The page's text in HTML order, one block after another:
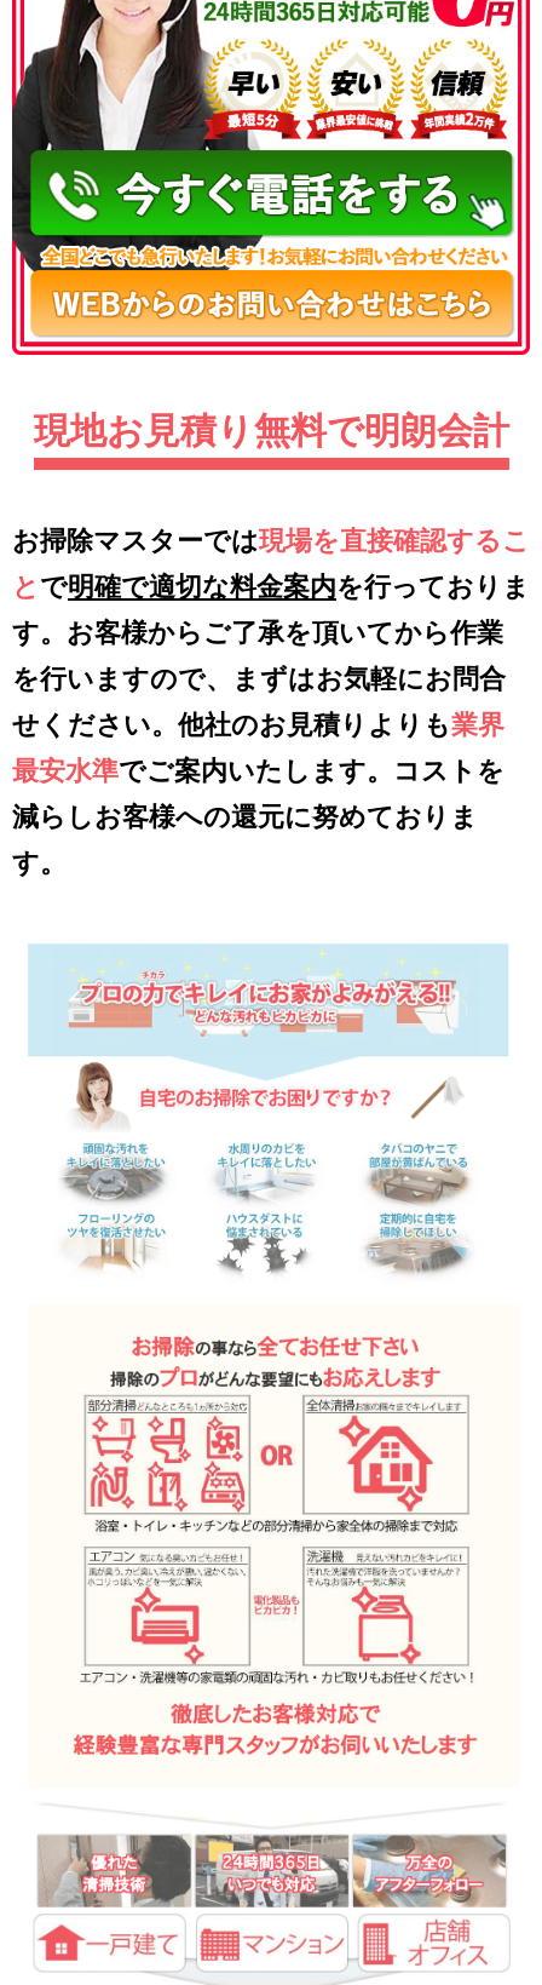
050-3177-5687
現地お見積り無料で明朗会計
お掃除マスターでは現場を直接確認するこ
と で明確で適切な料金案内を行っておりま
す。お客様からご了承を頂いてから作業
を行いますので、まずはお気軽にお問合
せください。他社のお見積りよりも業界
最安水準でご案内いたします。コストを
減らしお客様への還元に努めておりま
す。